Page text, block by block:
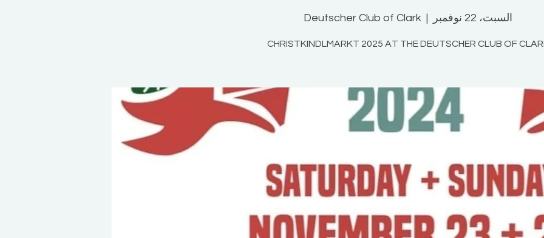
السبت، 22 نوفمبر
  |
Deutscher Club of Clark
CHRISTKINDLMARKT 2025 AT THE DEUTSCHER CLUB OF